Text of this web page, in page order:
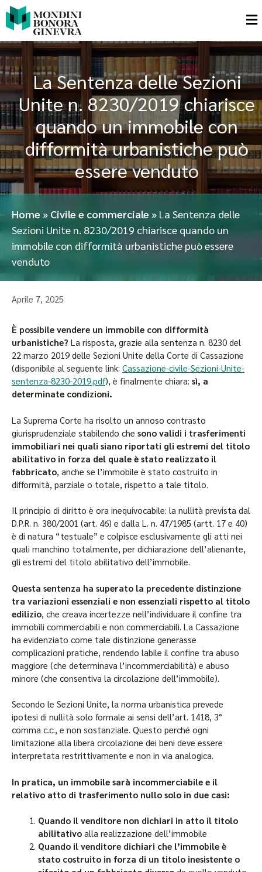
La Sentenza delle Sezioni
Unite n. 8230/2019 chiarisce
quando un immobile con
difformità urbanistiche può
essere venduto
Home » Civile e commerciale » La Sentenza delle
Sezioni Unite n. 8230/2019 chiarisce quando un
immobile con difformità urbanistiche può essere
venduto
Aprile 7, 2025
È possibile vendere un immobile con difformità
urbanistiche? La risposta, grazie alla sentenza n. 8230 del
22 marzo 2019 delle Sezioni Unite della Corte di Cassazione
(disponibile al seguente link: Cassazione-civile-Sezioni-Unite-
sentenza-8230-2019.pdf), è finalmente chiara: sì, a
determinate condizioni.
La Suprema Corte ha risolto un annoso contrasto
giurisprudenziale stabilendo che sono validi i trasferimenti
immobiliari nei quali siano riportati gli estremi del titolo
abilitativo in forza del quale è stato realizzato il
fabbricato , anche se l’immobile è stato costruito in
difformità, parziale o totale, rispetto a tale titolo.
Il principio di diritto è ora inequivocabile: la nullità prevista dal
D.P.R. n. 380/2001 (art. 46) e dalla L. n. 47/1985 (artt. 17 e 40)
è di natura “testuale” e colpisce esclusivamente gli atti nei
quali manchino totalmente, per dichiarazione dell’alienante,
gli estremi del titolo abilitativo dell’immobile.
Questa sentenza ha superato la precedente distinzione
tra variazioni essenziali e non essenziali rispetto al titolo
edilizio , che creava incertezze nell’individuare il confine tra
immobili commerciabili e non commerciabili. La Cassazione
ha evidenziato come tale distinzione generasse
complicazioni pratiche, rendendo labile il confine tra abuso
maggiore (che determinava l’incommerciabilità) e abuso
minore (che consentiva la circolazione dell’immobile).
Secondo le Sezioni Unite, la norma urbanistica prevede
ipotesi di nullità solo formale ai sensi dell’art. 1418, 3°
comma c.c., e non sostanziale. Questo perché ogni
limitazione alla libera circolazione dei beni deve essere
interpretata restrittivamente e non in via analogica.
In pratica, un immobile sarà incommerciabile e il
relativo atto di trasferimento nullo solo in due casi:
Quando il venditore non dichiari in atto il titolo
abilitativo alla realizzazione dell’immobile
Quando il venditore dichiari che l’immobile è
stato costruito in forza di un titolo inesistente o